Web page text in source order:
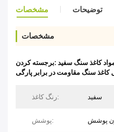
مشخصات توضیحات
مشخصات
برجسته کردن: کاغذ سنگ سفید
کاغذ سنگ مقاومت در برابر پارگی
رنگ کاغذ: سفید
پوشش: پوشش